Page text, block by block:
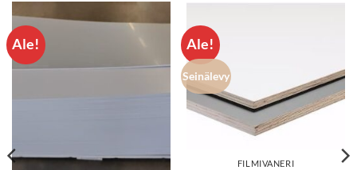
Ale! Ale!
Seinälevy
FILMIVANERI